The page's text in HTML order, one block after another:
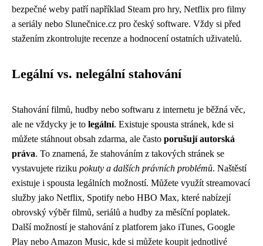
bezpečné weby patří například Steam pro hry, Netflix pro filmy
a seriály nebo Slunečnice.cz pro český software. Vždy si před
stažením zkontrolujte recenze a hodnocení ostatních uživatelů.
Legální vs. nelegální stahování
Stahování filmů, hudby nebo softwaru z internetu je běžná věc,
ale ne vždycky je to legální. Existuje spousta stránek, kde si
můžete stáhnout obsah zdarma, ale často porušují autorská
práva. To znamená, že stahováním z takových stránek se
vystavujete riziku pokuty a dalších právních problémů. Naštěstí
existuje i spousta legálních možností. Můžete využít streamovací
služby jako Netflix, Spotify nebo HBO Max, které nabízejí
obrovský výběr filmů, seriálů a hudby za měsíční poplatek.
Další možností je stahování z platforem jako iTunes, Google
Play nebo Amazon Music, kde si můžete koupit jednotlivé